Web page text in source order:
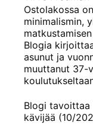
Ostolakossa
minimalismin,
Blogia
asunut ja
muuttanut 37-
Blogi tavoittaa
kävijää (10/